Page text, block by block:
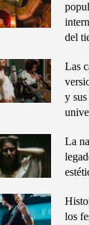
del
Las
y
La
los